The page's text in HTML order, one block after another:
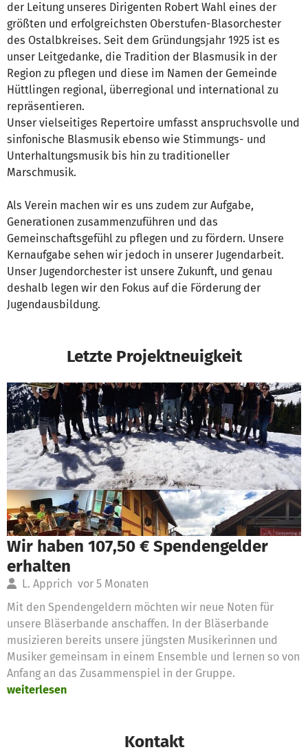
der Leitung unseres Dirigenten Robert Wahl eines der
größten und erfolgreichsten Oberstufen-Blasorchester
des Ostalbkreises. Seit dem Gründungsjahr 1925 ist es
unser Leitgedanke, die Tradition der Blasmusik in der
Region zu pflegen und diese im Namen der Gemeinde
Hüttlingen regional, überregional und international zu
repräsentieren.
Unser vielseitiges Repertoire umfasst anspruchsvolle und
sinfonische Blasmusik ebenso wie Stimmungs- und
Unterhaltungsmusik bis hin zu traditioneller
Marschmusik.
Als Verein machen wir es uns zudem zur Aufgabe,
Generationen zusammenzuführen und das
Gemeinschaftsgefühl zu pflegen und zu fördern. Unsere
Kernaufgabe sehen wir jedoch in unserer Jugendarbeit.
Unser Jugendorchester ist unsere Zukunft, und genau
deshalb legen wir den Fokus auf die Förderung der
Jugendausbildung.
Letzte Projektneuigkeit
Wir haben 107,50 € Spendengelder
erhalten
L. Apprich vor 5 Monaten
Mit den Spendengeldern möchten wir neue Noten für
unsere Bläserbande anschaffen. In der Bläserbande
musizieren bereits unsere jüngsten Musikerinnen und
Musiker gemeinsam in einem Ensemble und lernen so von
Anfang an das Zusammenspiel in der Gruppe.
weiterlesen
Kontakt